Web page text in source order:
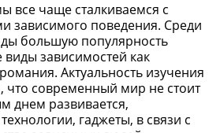
все чаще сталкиваемся с
зависимого поведения. Среди
большую популярность
виды зависимостей как
Актуальность изучения
что современный мир не стоит
днем развивается,
гаджеты, в связи с